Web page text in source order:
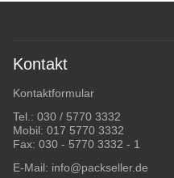
Kontakt
Kontaktformular
Tel.: 030 / 5770 3332
Mobil: 017 5770 3332
Fax: 030 - 5770 3332 - 1
E-Mail: info@packseller.de